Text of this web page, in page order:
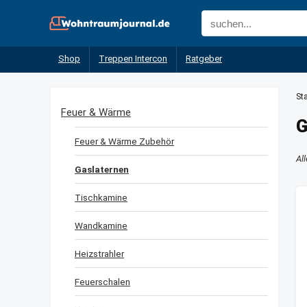
Shop Treppen Intercon Ratgeber
Feuer & Wärme
Feuer & Wärme Zubehör
Gaslaternen
Tischkamine
Wandkamine
Heizstrahler
Feuerschalen